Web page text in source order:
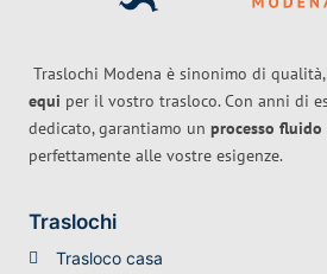
Traslochi Modena è sinonimo di qualità,
equi per il vostro trasloco. Con anni di
dedicato, garantiamo un processo fluido
perfettamente alle vostre esigenze.
Traslochi
Trasloco casa